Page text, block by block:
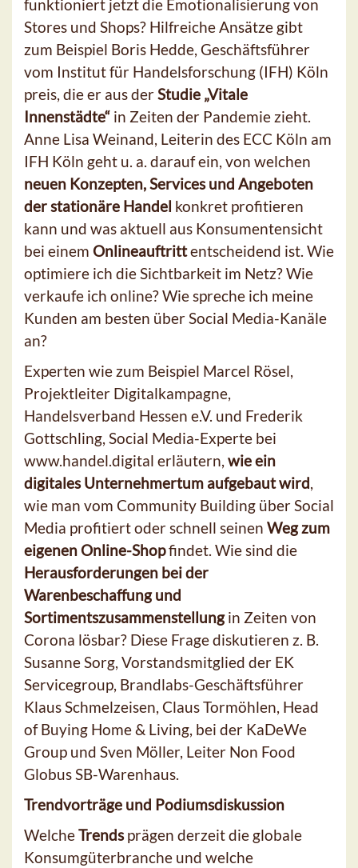
funktioniert jetzt die Emotionalisierung von
Stores und Shops? Hilfreiche Ansätze gibt
zum Beispiel Boris Hedde, Geschäftsführer
vom Institut für Handelsforschung (IFH) Köln
preis, die er aus derStudie „Vitale
Innenstädte“ in Zeiten der Pandemie zieht.
Anne Lisa Weinand, Leiterin des ECC Köln am
IFH Köln geht u. a. darauf ein, von welchen
neuen Konzepten, Services und Angeboten
der stationäre Handel konkret profitieren
kann und was aktuell aus Konsumentensicht
bei einem Onlineauftrittentscheidend ist. Wie
optimiere ich die Sichtbarkeit im Netz? Wie
verkaufe ich online? Wie spreche ich meine
Kunden am besten über Social Media-Kanäle
an?
Experten wie zum Beispiel Marcel Rösel,
Projektleiter Digitalkampagne,
Handelsverband Hessen e.V. und Frederik
Gottschling, Social Media-Experte bei
www.handel.digital erläutern, wie ein
digitales Unternehmertum aufgebaut wird,
wie man vom Community Building über Social
Media profitiert oder schnell seinen Weg zum
eigenen Online-Shopfindet. Wie sind die
Herausforderungen bei der
Warenbeschaffung und
Sortimentszusammenstellungin Zeiten von
Corona lösbar? Diese Frage diskutieren z. B.
Susanne Sorg, Vorstandsmitglied der EK
Servicegroup, Brandlabs-Geschäftsführer
Klaus Schmelzeisen, Claus Tormöhlen, Head
of Buying Home & Living, bei der KaDeWe
Group und Sven Möller, Leiter Non Food
Globus SB-Warenhaus.
Trendvorträge und Podiumsdiskussion
WelcheTrendsprägen derzeit die globale
Konsumgüterbranche und welche